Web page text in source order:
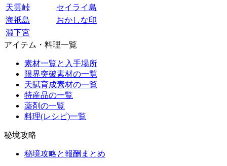
天雲峠
セイライ島
海祇島
おかしな印
淵下宮
アイテム・料理一覧
素材一覧と入手場所
限界突破素材の一覧
天賦育成素材の一覧
特産品の一覧
薬剤の一覧
料理(レシピ)一覧
秘境攻略
秘境攻略と報酬まとめ